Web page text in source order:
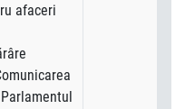
afaceri